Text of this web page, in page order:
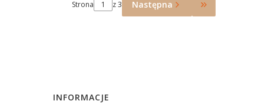
Strona z 3 Następna Przejdź do
INFORMACJE